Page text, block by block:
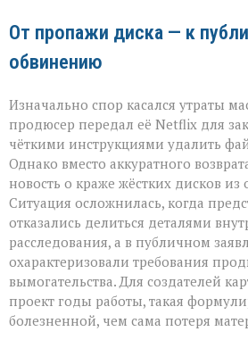
От пропажи диска — к
обвинению
Изначально спор касался утраты
продюсер передал её Netflix для
чёткими инструкциями удалить
Однако вместо аккуратного
новость о краже жёстких дисков из
Ситуация осложнилась, когда
отказались делиться деталями
расследования, а в публичном
охарактеризовали требования
вымогательства. Для создателей
проект годы работы, такая
болезненной, чем сама потеря